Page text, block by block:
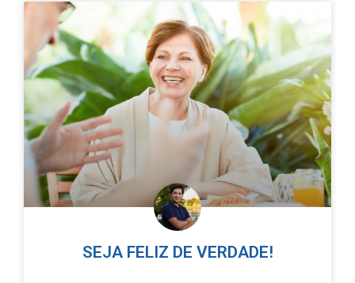
SEJA FELIZ DE VERDADE!